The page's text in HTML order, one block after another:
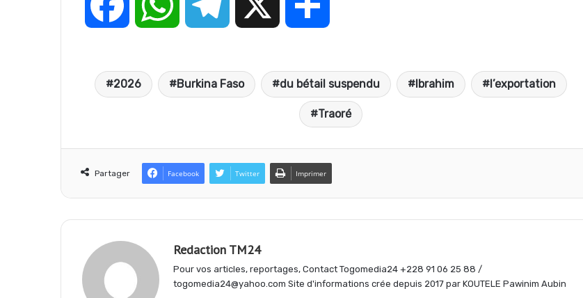
c
o
a
s
p
l
g
a
r
a
e
2026 Burkina Faso du bétail suspendu Ibrahim l’exportation
Traoré
Partager Facebook Twitter Imprimer
Redaction TM24
Pour vos articles, reportages, Contact Togomedia24 +228 91 06 25 88 /
togomedia24@yahoo.com Site d'informations crée depuis 2017 par KOUTELE Pawinim Aubin